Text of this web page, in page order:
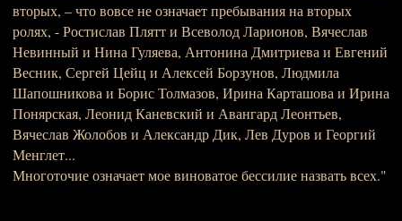
вторых, – что вовсе не означает пребывания на вторых
ролях, - Ростислав Плятт и Всеволод Ларионов, Вячеслав
Невинный и Нина Гуляева, Антонина Дмитриева и Евгений
Весник, Сергей Цейц и Алексей Борзунов, Людмила
Шапошникова и Борис Толмазов, Ирина Карташова и Ирина
Понярская, Леонид Каневский и Авангард Леонтьев,
Вячеслав Жолобов и Александр Дик, Лев Дуров и Георгий
Менглет...
Многоточие означает мое виноватое бессилие назвать всех."